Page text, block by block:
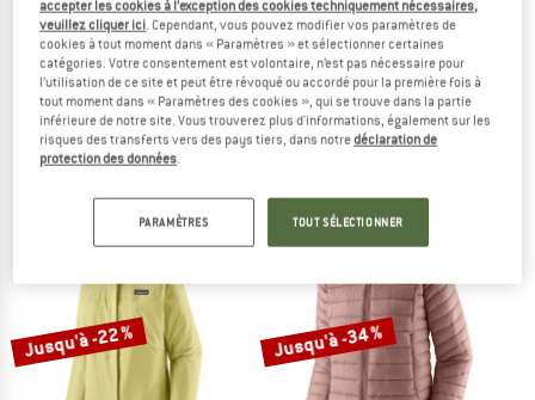
ARC'TERYX
Women's Beta SL Jacket
Veste imperméable
499,95 €à partir de 399,96 €
ARC'TERYX
Women's Gamma Lightweight Hoody
Veste softshell
Jusqu'à -22 % Jusqu'à -34 %
accepter les cookies à l’exception des cookies techniquement nécessaires,
veuillez cliquer ici. Cependant, vous pouvez modifier vos paramètres de
cookies à tout moment dans « Paramètres » et sélectionner certaines
catégories. Votre consentement est volontaire, n’est pas nécessaire pour
l’utilisation de ce site et peut être révoqué ou accordé pour la première fois à
tout moment dans « Paramètres des cookies », qui se trouve dans la partie
inférieure de notre site. Vous trouverez plus d'informations, également sur les
risques des transferts vers des pays tiers, dans notredéclaration de
protection des données.
PARAMÈTRES TOUT SÉLECTIONNER